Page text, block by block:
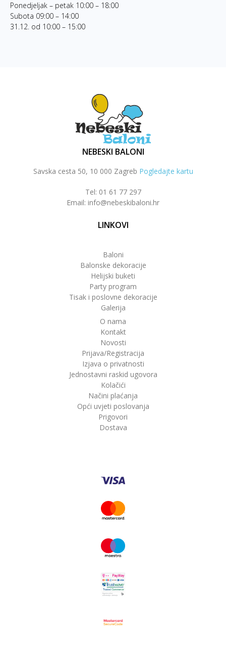
Ponedjeljak – petak 10:00 – 18:00
Subota 09:00 – 14:00
31.12. od 10:00 – 15:00
NEBESKI BALONI
Savska cesta 50, 10 000 Zagreb Pogledajte kartu
Tel: 01 61 77 297
Email: info@nebeskibaloni.hr
LINKOVI
Baloni
Balonske dekoracije
Helijski buketi
Party program
Tisak i poslovne dekoracije
Galerija
O nama
Kontakt
Novosti
Prijava/Registracija
Izjava o privatnosti
Jednostavni raskid ugovora
Kolačići
Načini plaćanja
Opći uvjeti poslovanja
Prigovori
Dostava